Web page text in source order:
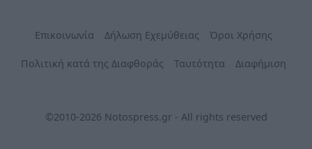
Επικοινωνία Δήλωση Εχεμύθειας Όροι Χρήσης
Πολιτική κατά της Διαφθοράς Ταυτότητα Διαφήμιση
©2010-2026 Notospress.gr - All rights reserved